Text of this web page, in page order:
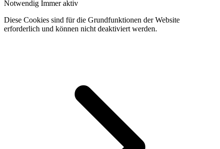
Notwendig Immer aktiv
Diese Cookies sind für die Grundfunktionen der Website
erforderlich und können nicht deaktiviert werden.